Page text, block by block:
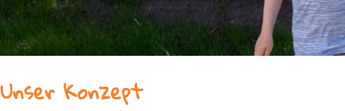
Unser Konzept